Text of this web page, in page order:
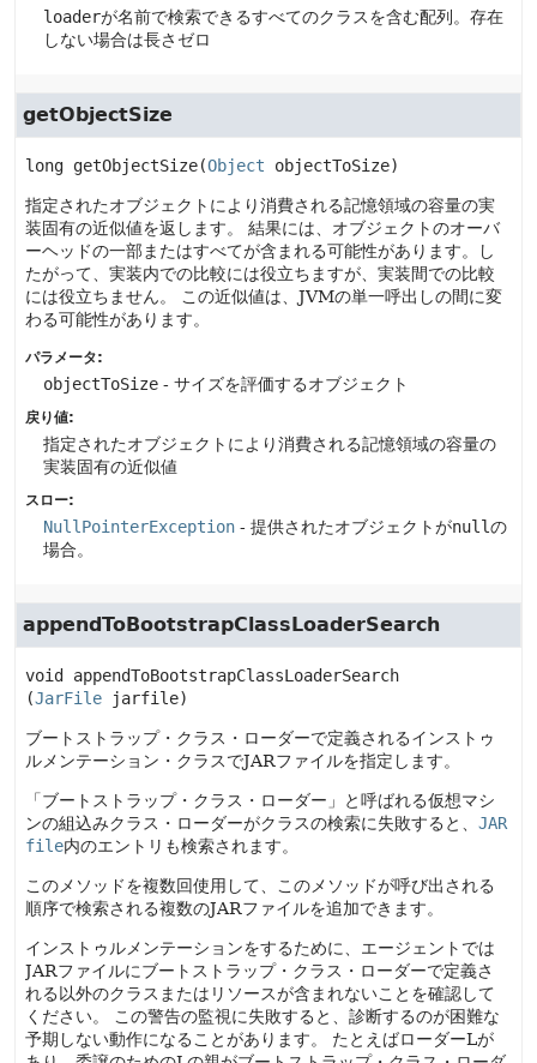
loaderが名前で検索できるすべてのクラスを含む配列。存在
しない場合は長さゼロ
getObjectSize
long getObjectSize(Object objectToSize)
指定されたオブジェクトにより消費される記憶領域の容量の実
装固有の近似値を返します。
結果には、オブジェクトのオーバ
ーヘッドの一部またはすべてが含まれる可能性があります。し
たがって、実装内での比較には役立ちますが、実装間での比較
には役立ちません。
この近似値は、JVMの単一呼出しの間に変
わる可能性があります。
パラメータ:
objectToSize - サイズを評価するオブジェクト
戻り値:
指定されたオブジェクトにより消費される記憶領域の容量の
実装固有の近似値
スロー:
NullPointerException - 提供されたオブジェクトがnullの
場合。
appendToBootstrapClassLoaderSearch
void
appendToBootstrapClassLoaderSearch
(JarFile jarfile)
ブートストラップ・クラス・ローダーで定義されるインストゥ
ルメンテーション・クラスでJARファイルを指定します。
「ブートストラップ・クラス・ローダー」と呼ばれる仮想マシ
ンの組込みクラス・ローダーがクラスの検索に失敗すると、 JAR
file内のエントリも検索されます。
このメソッドを複数回使用して、このメソッドが呼び出される
順序で検索される複数のJARファイルを追加できます。
インストゥルメンテーションをするために、エージェントでは
JARファイルにブートストラップ・クラス・ローダーで定義さ
れる以外のクラスまたはリソースが含まれないことを確認して
ください。
この警告の監視に失敗すると、診断するのが困難な
予期しない動作になることがあります。
たとえばローダーLが